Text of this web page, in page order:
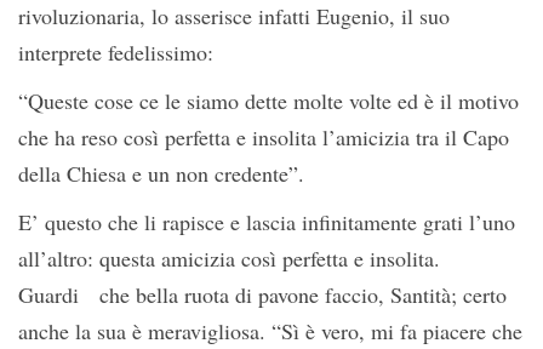
rivoluzionaria, lo asserisce infatti Eugenio, il suo
interprete fedelissimo:
“Queste cose ce le siamo dette molte volte ed è il motivo
che ha reso così perfetta e insolita l’amicizia tra il Capo
della Chiesa e un non credente”.
E’ questo che li rapisce e lascia infinitamente grati l’uno
all’altro: questa amicizia così perfetta e insolita.
Guardi che bella ruota di pavone faccio, Santità; certo
anche la sua è meravigliosa. “Sì è vero, mi fa piacere che